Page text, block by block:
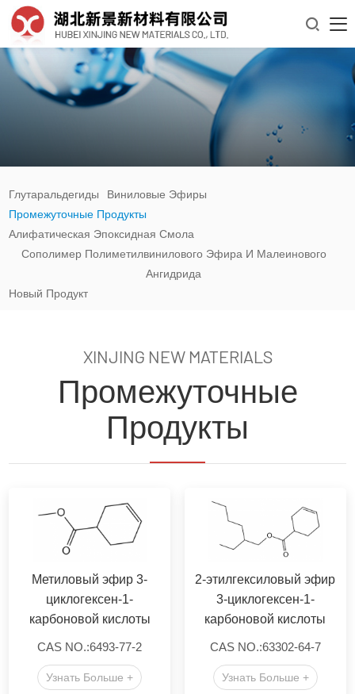

Глутаральдегиды
Виниловые Эфиры
Промежуточные Продукты
Алифатическая Эпоксидная Смола
Сополимер Полиметилвинилового Эфира И Малеинового
Ангидрида
Новый Продукт
XINJING NEW MATERIALS
Промежуточные
Продукты
Метиловый эфир 3-
циклогексен-1-
карбоновой кислоты
CAS NO.:6493-77-2
Узнать Больше +
2-этилгексиловый эфир
3-циклогексен-1-
карбоновой кислоты
CAS NO.:63302-64-7
Узнать Больше +